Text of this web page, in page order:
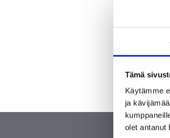
Tämä
Käytämme
ja
olet antanut